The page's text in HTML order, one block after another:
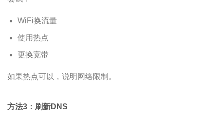
WiFi换流量
使用热点
更换宽带
如果热点可以，说明网络限制。
方法3：刷新DNS